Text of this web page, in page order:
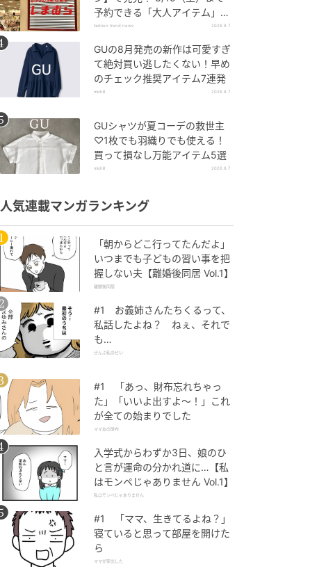
予約できる「大人アイテム」っ
て？
fashion trend news 2026.8.7
GUの8月発売の新作は可愛すぎ
て絶対買い逃したくない！早め
のチェック推奨アイテム7連発
michill 2026.8.7
GUシャツが夏コーデの救世主
♡1枚でも羽織りでも使える！
買って損なし万能アイテム5選
michill 2026.8.7
人気連載マンガランキング
「朝からどこ行ってたんだよ」
いつまでも子どもの習い事を把
握しない夫【離婚後同居 Vol.1】
離婚後同居
#1 お義姉さんたちくるって、
私話したよね？ ねぇ、それで
も…
ぜんぶ私のせい
#1 「あっ、財布忘れちゃっ
た」「いいよ出すよ〜！」これ
が全ての始まりでした
ママ友の財布
入学式からわずか3日、娘のひ
と言が運命の分かれ道に…【私
はモンペじゃありません Vol.1】
私はモンペじゃありません
#1 「ママ、生きてるよね？」
寝ていると思って部屋を開けた
ら
ママが家出した